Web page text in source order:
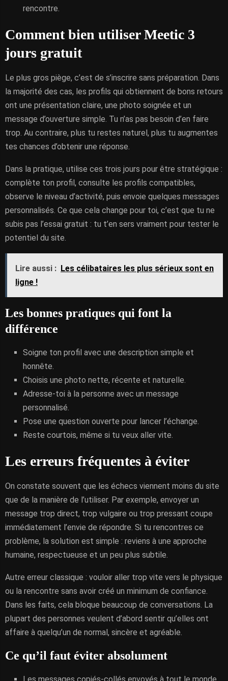
rencontre.
Comment bien utiliser Meetic 3
jours gratuit
Le plus gros piège, c’est de s’inscrire sans préparation. Dans
la majorité des cas, les profils qui obtiennent de bons retours
ont une présentation claire, une photo soignée et un
message d’ouverture simple. Tu n’as pas besoin d’en faire
trop. Au contraire, plus tu restes naturel, plus tu augmentes
tes chances d’obtenir une réponse.
Dans la pratique, utilise ces trois jours pour être stratégique :
complète ton profil, consulte les profils compatibles,
observe le niveau d’activité, puis envoie quelques messages
personnalisés. Ce que cela change pour toi, c’est que tu ne
subis pas l’essai gratuit : tu t’en sers vraiment pour tester le
potentiel du site.
Lire aussi : Les célibataires les plus sérieux sont en
ligne !
Les bonnes pratiques qui font la
différence
Soigne ton profil avec une description simple et
honnête.
Choisis une photo nette, récente et naturelle.
Adresse-toi à la personne avec un message
personnalisé.
Pose une question ouverte pour lancer l’échange.
Reste courtois, même si tu veux aller vite.
Les erreurs fréquentes à éviter
On constate souvent que les échecs viennent moins du site
que de la manière de l’utiliser. Par exemple, envoyer un
message trop direct, trop vulgaire ou trop pressant coupe
immédiatement l’envie de répondre. Si tu rencontres ce
problème, la solution est simple : reviens à une approche
humaine, respectueuse et un peu plus subtile.
Autre erreur classique : vouloir aller trop vite vers le physique
ou la rencontre sans avoir créé un minimum de confiance.
Dans les faits, cela bloque beaucoup de conversations. La
plupart des personnes veulent d’abord sentir qu’elles ont
affaire à quelqu’un de normal, sincère et agréable.
Ce qu’il faut éviter absolument